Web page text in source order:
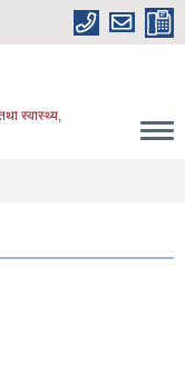
स्वास्थ्य,